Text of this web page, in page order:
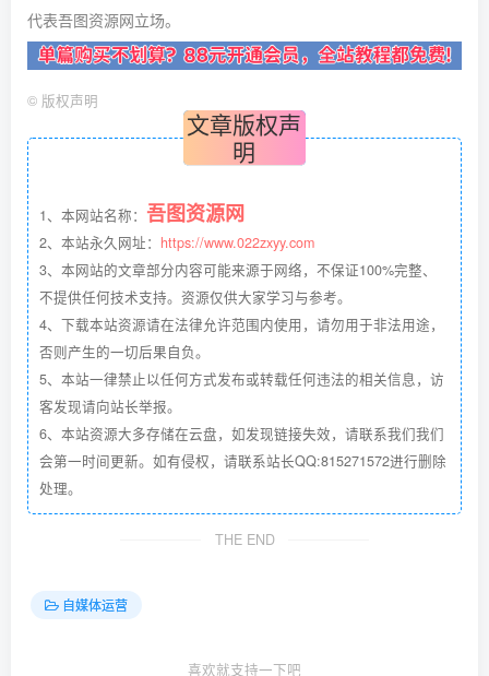
代表吾图资源网立场。
© 版权声明
文章版权声
明
1、本网站名称： 吾图资源网
2、本站永久网址： https://www.022zxyy.com
3、本网站的文章部分内容可能来源于网络，不保证100%完整、
不提供任何技术支持。资源仅供大家学习与参考。
4、下载本站资源请在法律允许范围内使用，请勿用于非法用途，
否则产生的一切后果自负。
5、本站一律禁止以任何方式发布或转载任何违法的相关信息，访
客发现请向站长举报。
6、本站资源大多存储在云盘，如发现链接失效，请联系我们我们
会第一时间更新。如有侵权，请联系站长QQ:815271572进行删除
处理。
THE END
自媒体运营
喜欢就支持一下吧